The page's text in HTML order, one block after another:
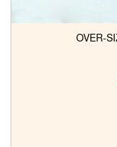
OVER-